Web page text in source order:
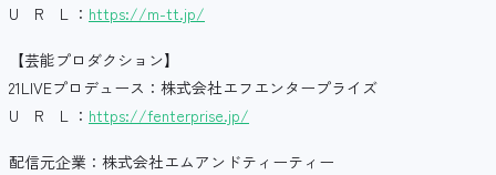
U R L ： https://m-tt.jp/
【芸能プロダクション】
21LIVEプロデュース：株式会社エフエンタープライズ
U R L ： https://fenterprise.jp/
配信元企業：株式会社エムアンドティーティー